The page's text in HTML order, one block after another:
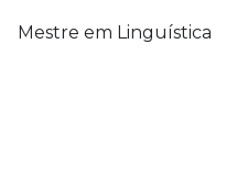
Mestre em Linguística